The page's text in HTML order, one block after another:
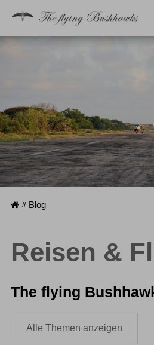
Startseite
Blog
Reisen &
The flying
Alle Themen anzeigen